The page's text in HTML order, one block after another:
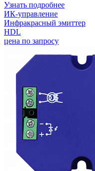
Узнать подробнее
ИК-управление
Инфракрасный эмиттер
HDL
цена по запросу